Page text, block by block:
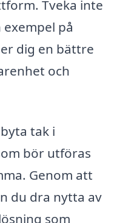
Tveka inte
på
dig en bättre
och
tak i
bör utföras
Genom att
du dra nytta av
som